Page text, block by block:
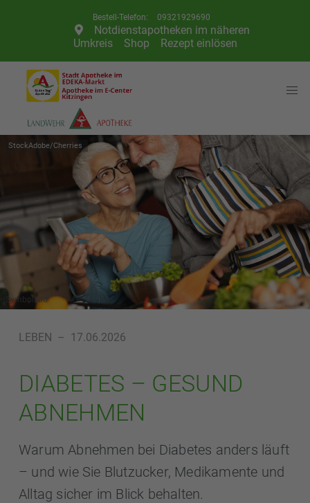
Telefon: 09321929690
Notdienstapotheken im näheren
Umkreis
Shop Rezept einlösen
StockAdobe/Cherries
Symbolbild
LEBEN – 17.06.2026
DIABETES – GESUND
ABNEHMEN
Warum Abnehmen bei Diabetes anders läuft
– und wie Sie Blutzucker, Medikamente und
Alltag sicher im Blick behalten.